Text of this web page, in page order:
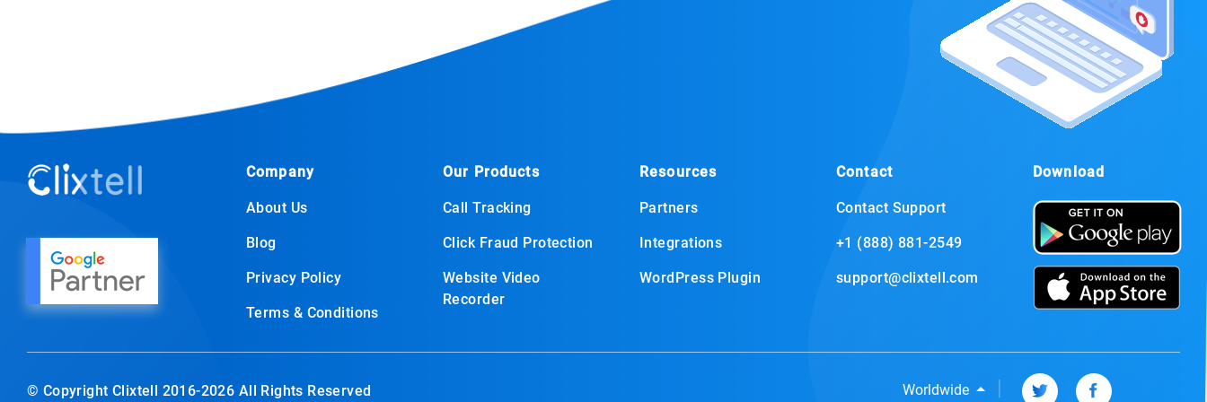
Company
About Us
Blog
Privacy Policy
Terms & Conditions
Our Products
Call Tracking
Click Fraud Protection
Website Video
Recorder
Resources
Partners
Integrations
WordPress Plugin
Contact
Contact Support
+1 (888) 881-2549
support@clixtell.com
Download
© Copyright Clixtell 2016-2026 All Rights Reserved Worldwide